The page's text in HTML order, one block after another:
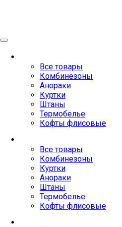
Все товары
Комбинезоны
Анораки
Куртки
Штаны
Термобелье
Кофты флисовые
Все товары
Комбинезоны
Куртки
Анораки
Штаны
Термобелье
Кофты флисовые